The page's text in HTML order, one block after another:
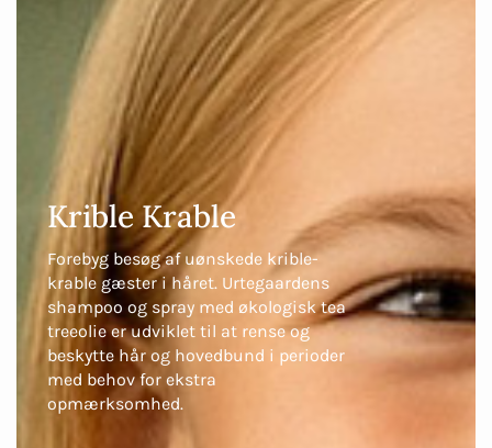
Krible Krable
Forebyg besøg af uønskede krible-
krable gæster i håret. Urtegaardens
shampoo og spray med økologisk tea
treeolie er udviklet til at rense og
beskytte hår og hovedbund i perioder
med behov for ekstra
opmærksomhed.